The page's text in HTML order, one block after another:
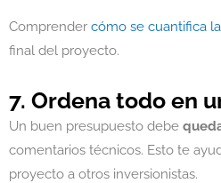
Comprender cómo se cuantifica
final del proyecto.
7. Ordena todo en
Un buen presupuesto debe
comentarios técnicos. Esto te
proyecto a otros inversionistas.